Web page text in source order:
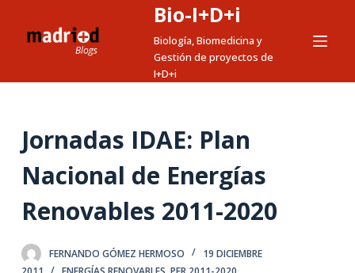
t
e
Bio-I+D+i
Biología, Biomedicina y
Gestión de proyectos de
I+D+i
Jornadas IDAE: Plan
Nacional de Energías
Renovables 2011-2020
FERNANDO GÓMEZ HERMOSO
19 DICIEMBRE